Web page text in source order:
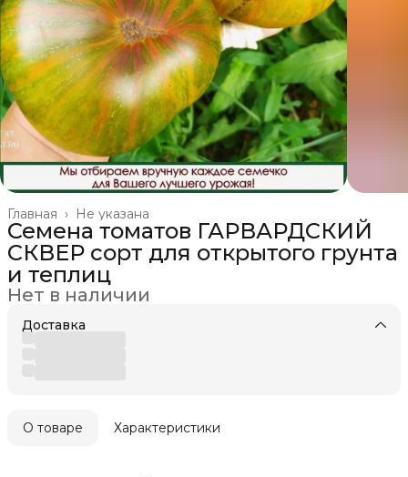
Не указана
Главная ›
Семена томатов ГАРВАРДСКИЙ
СКВЕР сорт для открытого грунта
и теплиц
Нет в наличии
Доставка
О товаре Характеристики